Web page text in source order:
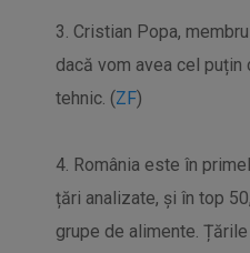
3. Cristian Popa,
dacă vom avea cel
tehnic. (ZF)
4. România este în
țări analizate, și în top
grupe de alimente.